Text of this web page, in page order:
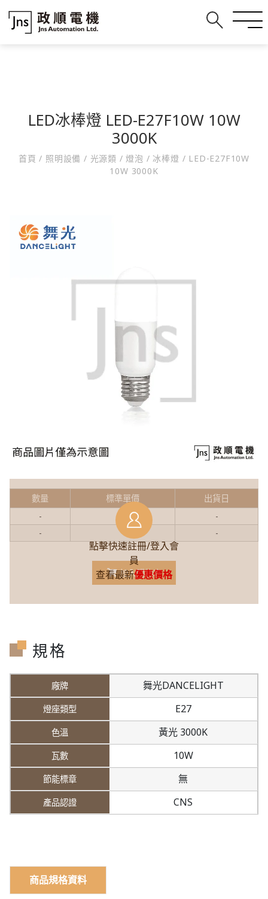
LED冰棒燈 LED-E27F10W 10W
3000K
首頁/ 照明設備 / 光源類 / 燈泡 / 冰棒燈 / LED-E27F10W
10W 3000K
點擊快速註冊/登入會
員
查看最新優惠價格
數量 標準單價
出貨日
-
-
-
- -
加入購物車
規格
舞光DANCELIGHT
E27
黃光 3000K
10W
無
CNS
商品規格資料